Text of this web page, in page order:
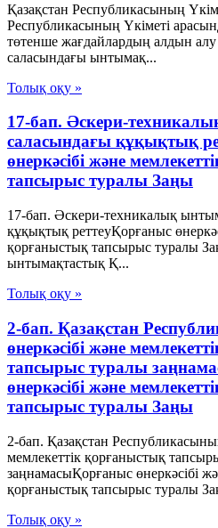
Қазақстан Республикасының
Республикасының Үкіметі
төтенше жағдайлардың алдын
саласындағы ынтымақ...
Толық оқу »
17-бап. Әскери-
саласындағы құқықтық
өнеркәсібі және
тапсырыс туралы Заңы
17-бап. Әскери-техникалық
құқықтық реттеуҚорғаныс
қорғаныстық тапсырыс туралы
ынтымақтастық Қ...
Толық оқу »
2-бап. Қазақстан
өнеркәсібі және
тапсырыс туралы
өнеркәсібі және
тапсырыс туралы Заңы
2-бап. Қазақстан
мемлекеттік қорғаныстық
заңнамасыҚорғаныс өнеркәсібі
қорғаныстық тапсырыс туралы
Толық оқу »